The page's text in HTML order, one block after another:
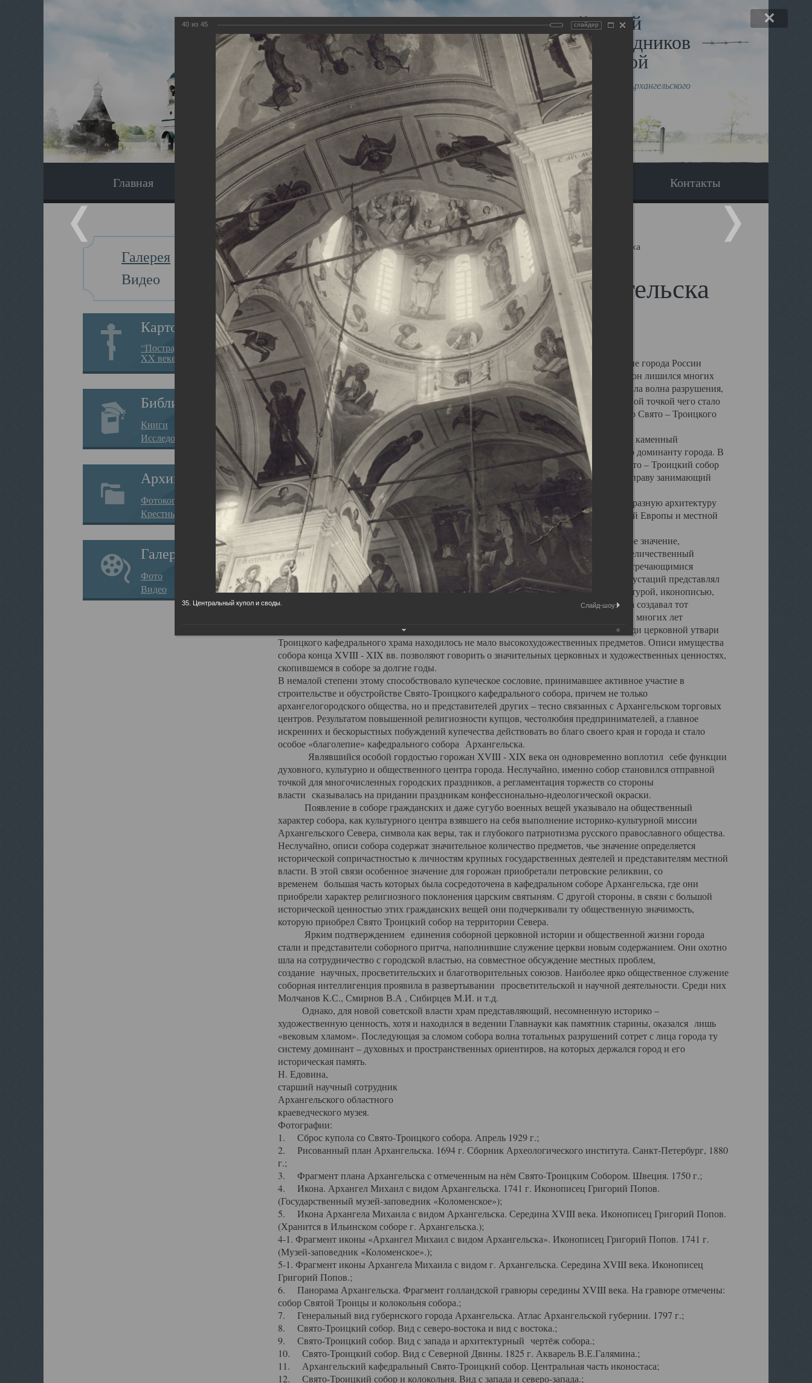
Виртуальный музей
Новомучеников и исповедников
Земли Архангельской
Сайт создан по благословлению митрополита Архангельского
и Холмогорского Даниила
Главная Экскурсия Наследники Галерея Вопрос-ответ Контакты
Галерея
Видео
Картотека
“Пострадавшие за веру в
XX веке на Севере”
Библиотека
Книги
Исследования
Архив
Фотокопии дел
Крестные ходы
Галерея
Фото
Видео
Главная Галерея Храмы-мученики Архангельска Свято-Троицкий собор Архангельска
Свято-Троицкий собор Архангельска
Свято-Троицкий собор Архангельска
23.12.2015
Сегодня мы можем говорить, что Архангельск в большей мере, чем другие губернские города России
пострадал от целенаправленных систематических разрушений, в результате которых он лишился многих
выдающихся памятников архитектуры. Больше всего по старому Архангельску ударила волна разрушения,
вызванная борьбой с религией, набравшая особую силу в конце 20 –х годов. Отправной точкой чего стало
разрушение православного центра архангельской губернии - ансамбля кафедрального Свято – Троицкого
собора Архангельска.
Возникнув в начале XVIII века в центре Архангельска, величественный каменный
двухэтажный Троицкий собор, сразу превратился в зрительную и градостроительную доминанту города. В
XVIII веке по масштабам ему не было равных на Севере. Вплоть до разрушения Свято – Троицкий собор
оставался самым высоким и значительным из городских строений Архангельска, по праву занимающий
второе место, после гостиных дворов, в градостроительной картине Архангельска.
Один из самых больших и светлых соборов России воплотил в себе яркую и своеобразную архитектуру
портового города с отраженными в ней архитектурными течениями России, Западной Европы и местной
архангелогородской школы церковного зодчества.
Масштабность, благолепие и богатство собора, вполне оправдывали его кафедральное значение,
заслуженно выделяя из многочисленных культовых построек города. Обширный и величественный
иконостас украшенный колоннами ионического стиля, с единственными нигде не встречающимися
царскими вратами, изящным фронтоном и множеством резных, символических инкрустаций представлял
собой поистине художественную ценность. В совокупности же с живописью, скульптурой, иконописью,
шитьем, многочисленными предметами церковной утвари интерьер Троицкого храма создавал тот
неповторимый красочный ансамбль декоративного убранства собора, на протяжении многих лет
поражающий воображение своих посетителей. В соборной ризнице, библиотеке, среди церковной утвари
Троицкого кафедрального храма находилось не мало высокохудожественных предметов. Описи имущества
собора конца XVIII - XIX вв. позволяют говорить о значительных церковных и художественных ценностях,
скопившемся в соборе за долгие годы.
В немалой степени этому способствовало купеческое сословие, принимавшее активное участие в
строительстве и обустройстве Свято-Троицкого кафедрального собора, причем не только
архангелогородского общества, но и представителей других – тесно связанных с Архангельском торговых
центров. Результатом повышенной религиозности купцов, честолюбия предпринимателей, а главное
искренних и бескорыстных побуждений купечества действовать во благо своего края и города и стало
особое «благолепие» кафедрального собора Архангельска.
Являвшийся особой гордостью горожан XVIII - XIX века он одновременно воплотил себе функции
духовного, культурно и общественного центра города. Неслучайно, именно собор становился отправной
точкой для многочисленных городских праздников, а регламентация торжеств со стороны
власти сказывалась на придании праздникам конфессионально-идеологической окраски.
Появление в соборе гражданских и даже сугубо военных вещей указывало на общественный
характер собора, как культурного центра взявшего на себя выполнение историко-культурной миссии
Архангельского Севера, символа как веры, так и глубокого патриотизма русского православного общества.
Неслучайно, описи собора содержат значительное количество предметов, чье значение определяется
исторической сопричастностью к личностям крупных государственных деятелей и представителям местной
власти. В этой связи особенное значение для горожан приобретали петровские реликвии, со
временем большая часть которых была сосредоточена в кафедральном соборе Архангельска, где они
приобрели характер религиозного поклонения царским святыням. С другой стороны, в связи с большой
исторической ценностью этих гражданских вещей они подчеркивали ту общественную значимость,
которую приобрел Свято Троицкий собор на территории Севера.
Ярким подтверждением единения соборной церковной истории и общественной жизни города
стали и представители соборного притча, наполнившие служение церкви новым содержанием. Они охотно
шла на сотрудничество с городской властью, на совместное обсуждение местных проблем,
создание научных, просветительских и благотворительных союзов. Наиболее ярко общественное служение
соборная интеллигенция проявила в развертывании просветительской и научной деятельности. Среди них
Молчанов К.С., Смирнов В.А , Сибирцев М.И. и т.д.
Однако, для новой советской власти храм представляющий, несомненную историко –
художественную ценность, хотя и находился в ведении Главнауки как памятник старины, оказался лишь
«вековым хламом». Последующая за сломом собора волна тотальных разрушений сотрет с лица города ту
систему доминант – духовных и пространственных ориентиров, на которых держался город и его
историческая память.
Н. Едовина,
старший научный сотрудник
Архангельского областного
краеведческого музея.
Фотографии:
1. Сброс купола со Свято-Троицкого собора. Апрель 1929 г.;
2. Рисованный план Архангельска. 1694 г. Сборник Археологического института. Санкт-Петербург, 1880
г.;
3. Фрагмент плана Архангельска с отмеченным на нём Свято-Троицким Собором. Швеция. 1750 г.;
4. Икона. Архангел Михаил с видом Архангельска. 1741 г. Иконописец Григорий Попов.
(Государственный музей-заповедник «Коломенское»);
5. Икона Архангела Михаила с видом Архангельска. Середина XVIII века. Иконописец Григорий Попов.
(Хранится в Ильинском соборе г. Архангельска.);
4-1. Фрагмент иконы «Архангел Михаил с видом Архангельска». Иконописец Григорий Попов. 1741 г.
(Музей-заповедник «Коломенское».);
5-1. Фрагмент иконы Архангела Михаила с видом г. Архангельска. Середина XVIII века. Иконописец
Григорий Попов.;
6. Панорама Архангельска. Фрагмент голландской гравюры середины XVIII века. На гравюре отмечены:
собор Святой Троицы и колокольня собора.;
7. Генеральный вид губернского города Архангельска. Атлас Архангельской губернии. 1797 г.;
8. Свято-Троицкий собор. Вид с северо-востока и вид с востока.;
9. Свято-Троицкий собор. Вид с запада и архитектурный чертёж собора.;
10. Свято-Троицкий собор. Вид с Северной Двины. 1825 г. Акварель В.Е.Галямина.;
11. Архангельский кафедральный Свято-Троицкий собор. Центральная часть иконостаса;
12. Свято-Троицкий собор и колокольня. Вид с запада и северо-запада.;
40 из 45 слайдер
35. Центральный купол и своды. Слайд-шоу: